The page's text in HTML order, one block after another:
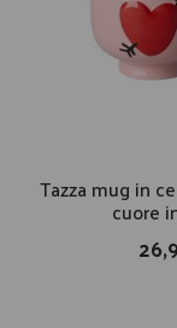
Tazza mug in
cuore